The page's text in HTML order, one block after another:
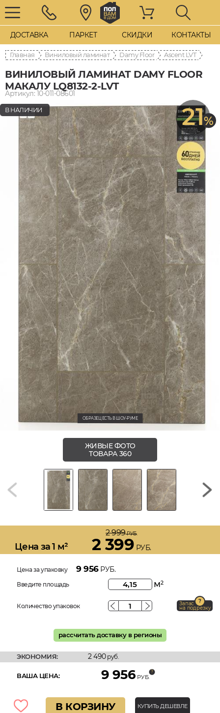
ДОСТАВКА ПАРКЕТ СКИДКИ КОНТАКТЫ
Главная Виниловый ламинат Damy Floor Ascent LVT
ВИНИЛОВЫЙ ЛАМИНАТ DAMY FLOOR
МАКАЛУ LQ8132-2-LVT
Артикул: 10-011-08601
21%
В НАЛИЧИИ
ОБРАЗЕЦ ЕСТЬ В ШОУ-РУМЕ
ЖИВЫЕ ФОТО
ТОВАРА 360
Цена за 1 м²
2 999РУБ.
2 399 РУБ.
Цена за упаковку 9 956РУБ.
Введите площадь м2
Количество упаковок Запас
на подрезку
рассчитать доставку в регионы
ЭКОНОМИЯ: 2 490руб.
ВАША ЦЕНА: 9 956 РУБ.
В КОРЗИНУ КУПИТЬ ДЕШЕВЛЕ